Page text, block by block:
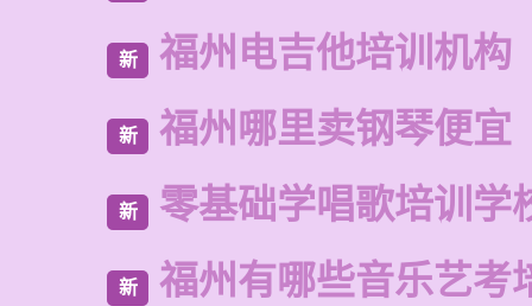
新 福州电吉他培训机构
新 福州哪里卖钢琴便宜
新 零基础学唱歌培训学
新 福州有哪些音乐艺考